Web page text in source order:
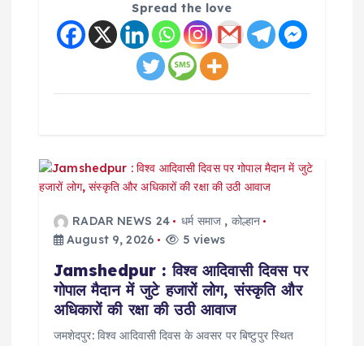
Spread the love
RADAR NEWS 24 धर्म समाज , कोल्हान
August 9, 2026
5 views
Jamshedpur : विश्व आदिवासी दिवस पर
गोपाल मैदान में जुटे हजारों लोग, संस्कृति और
अधिकारों की रक्षा की उठी आवाज
जमशेदपुर: विश्व आदिवासी दिवस के अवसर पर बिष्टुपुर स्थित